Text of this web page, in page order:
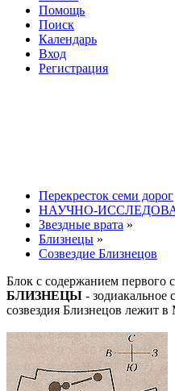
Помощь
Поиск
Календарь
Вход
Регистрация
Перекресток семи дорог
НАУЧНО-
Звездные врата »
Близнецы »
Созвездие Близнецов
Блок с содержанием первого
БЛИЗНЕЦЫ - зодиакальное
созвездия Близнецов лежит